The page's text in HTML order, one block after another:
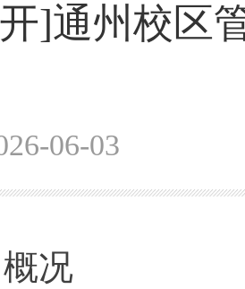
]通州校区
06-03
况